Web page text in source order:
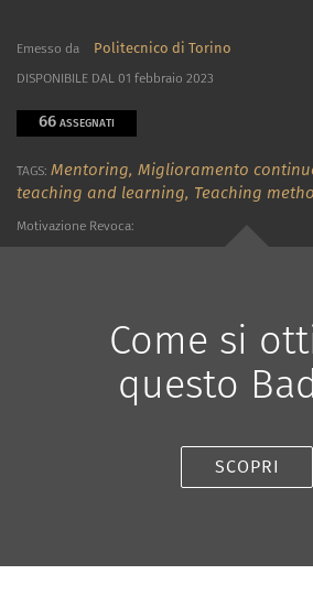
Emesso da Politecnico di Torino
DISPONIBILE DAL 01 febbraio 2023
66 ASSEGNATI
TAGS: Mentoring, Miglioramento
teaching and learning, Teaching
Motivazione Revoca:
Come si
questo
SCOPRI